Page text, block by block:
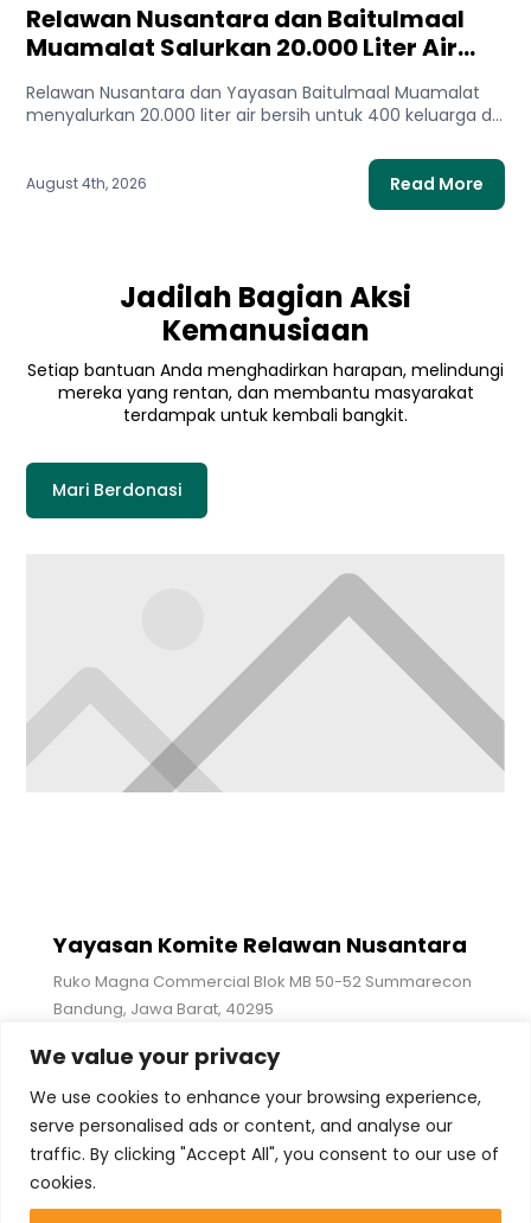
We value your privacy
We use cookies to enhance your browsing experience,
serve personalised ads or content, and analyse our
traffic. By clicking "Accept All", you consent to our use of
cookies.
Relawan Nusantara dan Baitulmaal
Muamalat Salurkan 20.000 Liter Air
Relawan Nusantara dan Yayasan Baitulmaal Muamalat
menyalurkan 20.000 liter air bersih untuk 400 keluarga di
August 4th, 2026 Read More
Jadilah Bagian Aksi
Kemanusiaan
Setiap bantuan Anda menghadirkan harapan, melindungi
mereka yang rentan, dan membantu masyarakat
terdampak untuk kembali bangkit.
Mari Berdonasi
Yayasan Komite Relawan Nusantara
Ruko Magna Commercial Blok MB 50-52 Summarecon
Bandung, Jawa Barat, 40295
Ikuti Kami